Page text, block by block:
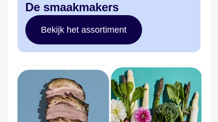
De smaakmakers
Bekijk het assortiment